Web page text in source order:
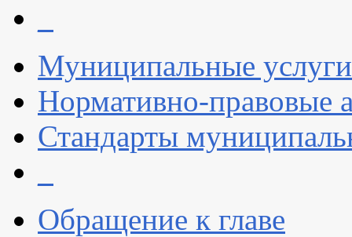
Муниципальные услуги
Нормативно-правовые
Стандарты
Обращение к главе